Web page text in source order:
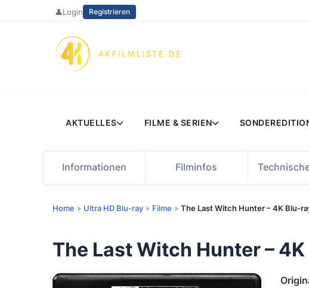
👤Login Registrieren
AKTUELLES FILME & SERIEN
Informationen Filminfos
Home » Ultra HD Blu-ray » Filme » The Last Witch Hunter – 4K Blu-
The Last Witch Hunter –